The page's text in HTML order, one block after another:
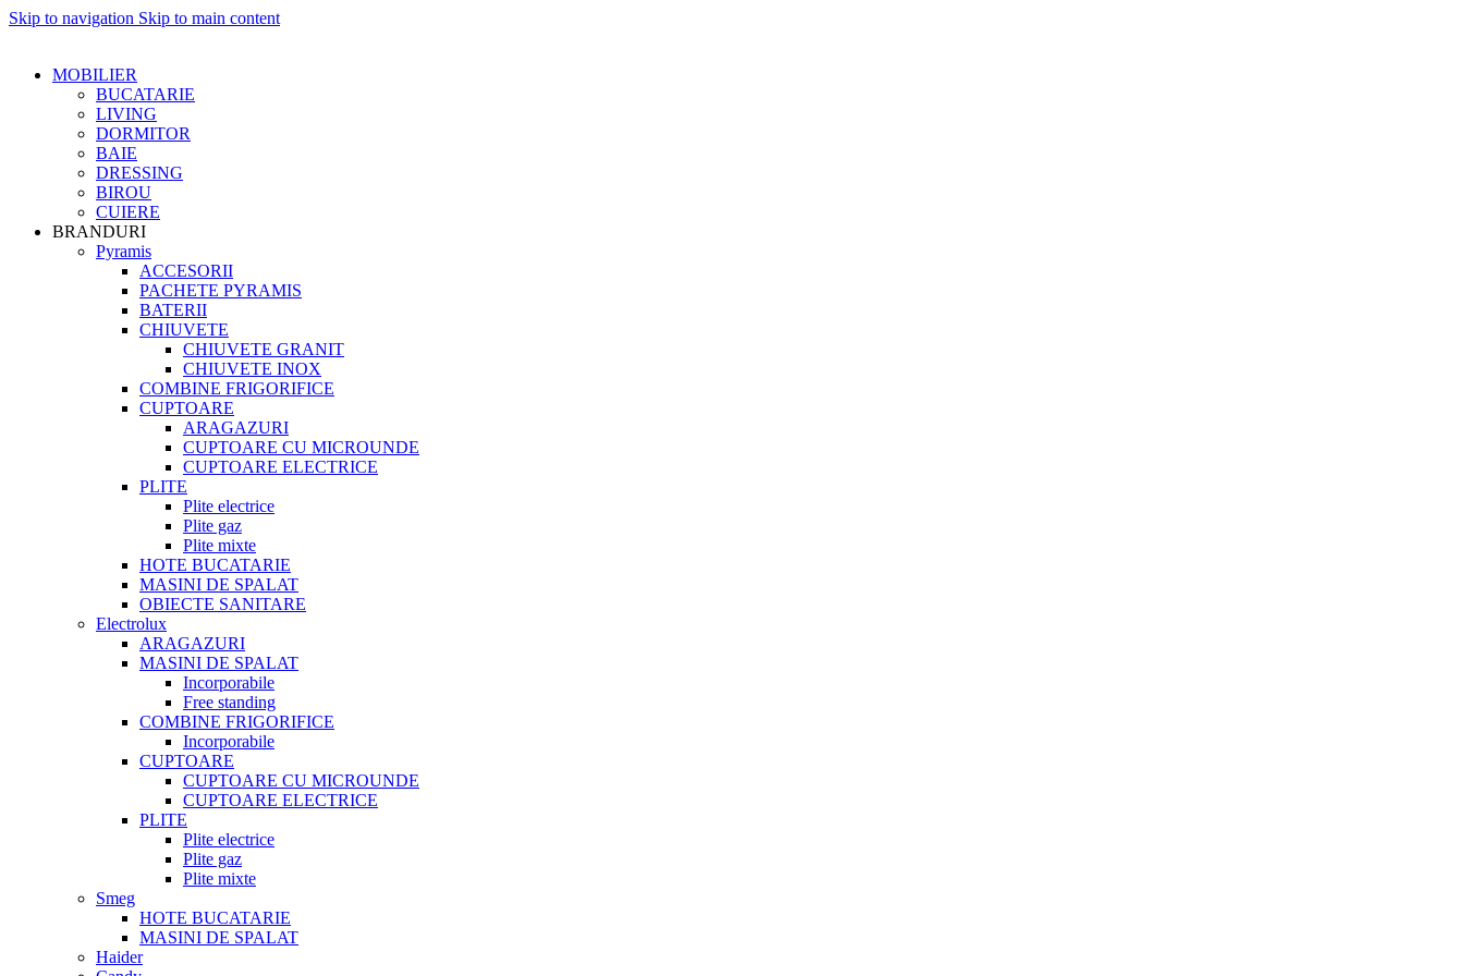
Skip to navigation Skip to main content
MOBILIER
BUCATARIE
LIVING
DORMITOR
BAIE
DRESSING
BIROU
CUIERE
BRANDURI
Pyramis
ACCESORII
PACHETE PYRAMIS
BATERII
CHIUVETE
CHIUVETE GRANIT
CHIUVETE INOX
COMBINE FRIGORIFICE
CUPTOARE
ARAGAZURI
CUPTOARE CU MICROUNDE
CUPTOARE ELECTRICE
PLITE
Plite electrice
Plite gaz
Plite mixte
HOTE BUCATARIE
MASINI DE SPALAT
OBIECTE SANITARE
Electrolux
ARAGAZURI
MASINI DE SPALAT
Incorporabile
Free standing
COMBINE FRIGORIFICE
Incorporabile
CUPTOARE
CUPTOARE CU MICROUNDE
CUPTOARE ELECTRICE
PLITE
Plite electrice
Plite gaz
Plite mixte
Smeg
HOTE BUCATARIE
MASINI DE SPALAT
Haider